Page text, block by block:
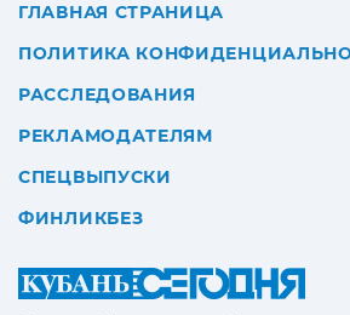
ГЛАВНАЯ СТРАНИЦА
ПОЛИТИКА
РАССЛЕДОВАНИЯ
РЕКЛАМОДАТЕЛЯМ
СПЕЦВЫПУСКИ
ФИНЛИКБЕЗ